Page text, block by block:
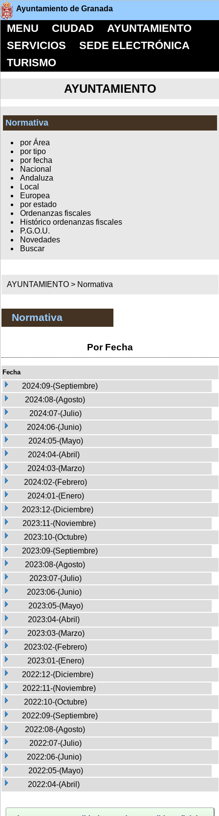
Ayuntamiento de Granada
MENU CIUDAD
AYUNTAMIENTO
SERVICIOS
SEDE ELECTRÓNICA
TURISMO
AYUNTAMIENTO
Normativa
por Área
por tipo
por fecha
Nacional
Andaluza
Local
Europea
por estado
Ordenanzas fiscales
Histórico ordenanzas fiscales
P.G.O.U.
Novedades
Buscar
AYUNTAMIENTO > Normativa
Normativa
Por Fecha
Fecha
2024:09-(Septiembre)
2024:08-(Agosto)
2024:07-(Julio)
2024:06-(Junio)
2024:05-(Mayo)
2024:04-(Abril)
2024:03-(Marzo)
2024:02-(Febrero)
2024:01-(Enero)
2023:12-(Diciembre)
2023:11-(Noviembre)
2023:10-(Octubre)
2023:09-(Septiembre)
2023:08-(Agosto)
2023:07-(Julio)
2023:06-(Junio)
2023:05-(Mayo)
2023:04-(Abril)
2023:03-(Marzo)
2023:02-(Febrero)
2023:01-(Enero)
2022:12-(Diciembre)
2022:11-(Noviembre)
2022:10-(Octubre)
2022:09-(Septiembre)
2022:08-(Agosto)
2022:07-(Julio)
2022:06-(Junio)
2022:05-(Mayo)
2022:04-(Abril)